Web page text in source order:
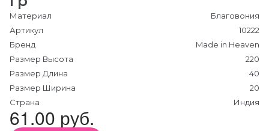
Материал
Благовония
Артикул
10222
Бренд
Made in Heaven
Размер Высота
220
Размер Длина
40
Размер Ширина
20
Страна
Индия
61.00 руб.